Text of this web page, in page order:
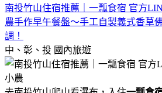
南投竹山住宿推薦｜一瓢食宿 官方
農手作早午餐盤～手工自製義式香草
調！
中、彰、投 國內旅遊